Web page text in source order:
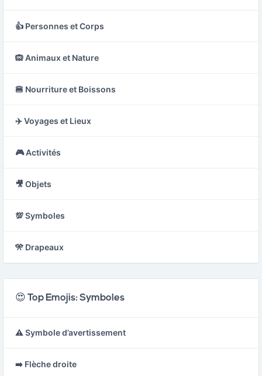
👍 Personnes et Corps
🙉 Animaux et Nature
🍔 Nourriture et Boissons
✈️ Voyages et Lieux
🎮 Activités
🎥 Objets
💯 Symboles
🎌 Drapeaux
😍 Top Emojis: Symboles
⚠️ Symbole d’avertissement
➡️ Flèche droite